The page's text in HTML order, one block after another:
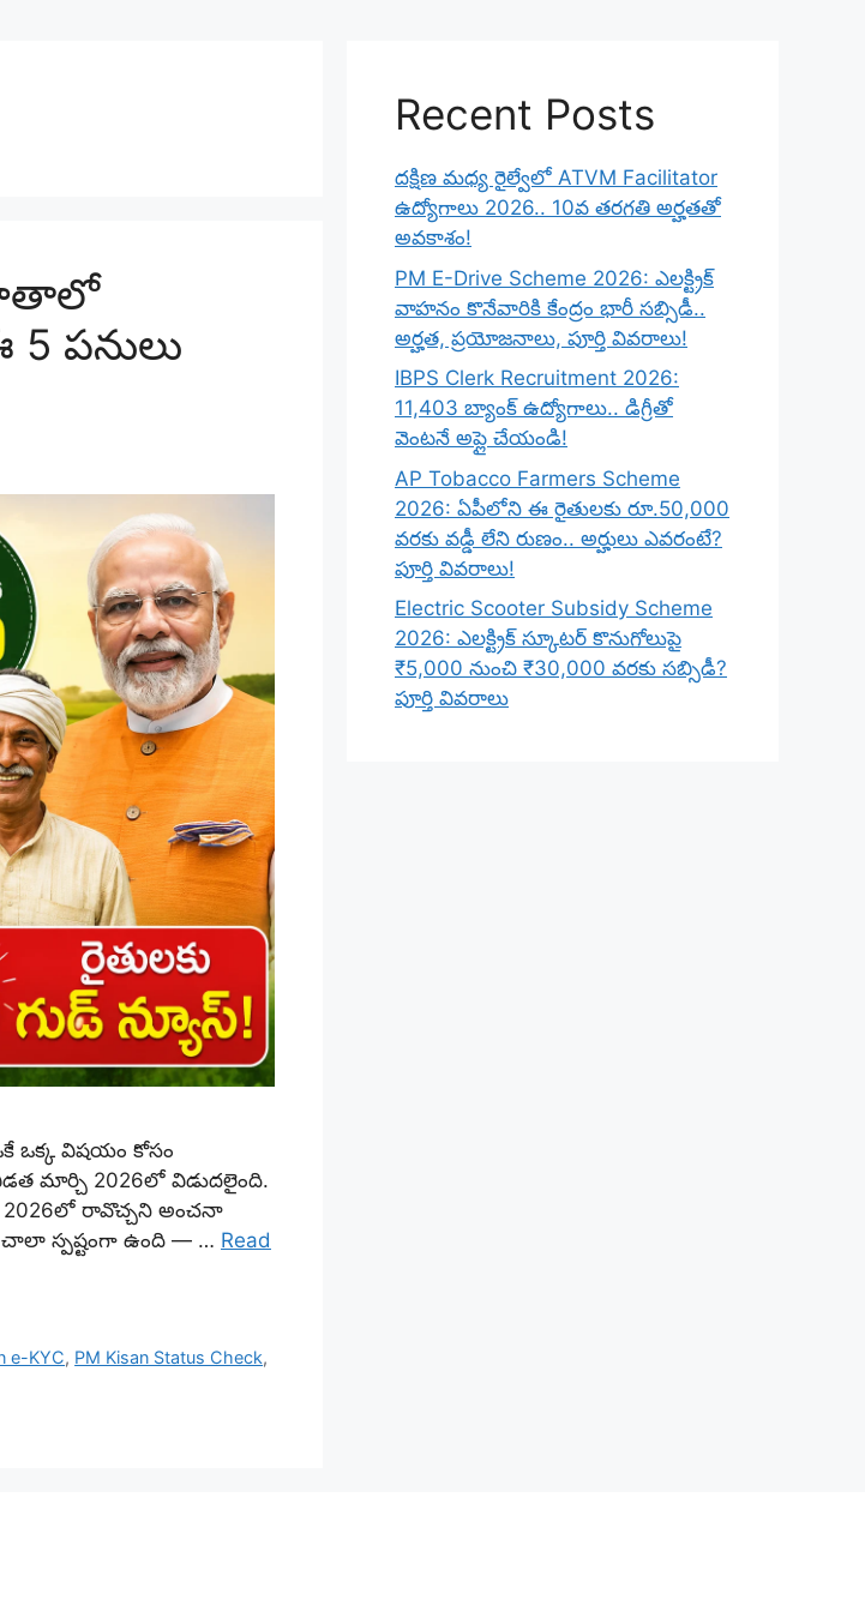
ఖాతాలో
పనులు
ఒక్క విషయం కోసం
విడత మార్చి 2026లో విడుదలైంది.
2026లో రావొచ్చని అంచనా
చాలా స్పష్టంగా ఉంది — … Read
e-KYC, PM Kisan Status Check,
Recent Posts
దక్షిణ మధ్య రైల్వేలో ATVM Facilitator
ఉద్యోగాలు 2026.. 10వ తరగతి అర్హతతో
అవకాశం!
PM E-Drive Scheme 2026: ఎలక్ట్రిక్
వాహనం కొనేవారికి కేంద్రం భారీ సబ్సిడీ..
అర్హత, ప్రయోజనాలు, పూర్తి వివరాలు!
IBPS Clerk Recruitment 2026:
11,403 బ్యాంక్ ఉద్యోగాలు.. డిగ్రీతో
వెంటనే అప్లై చేయండి!
AP Tobacco Farmers Scheme
2026: ఏపీలోని ఈ రైతులకు రూ.50,000
వరకు వడ్డీ లేని రుణం.. అర్హులు ఎవరంటే?
పూర్తి వివరాలు!
Electric Scooter Subsidy Scheme
2026: ఎలక్ట్రిక్ స్కూటర్ కొనుగోలుపై
₹5,000 నుంచి ₹30,000 వరకు సబ్సిడీ?
పూర్తి వివరాలు